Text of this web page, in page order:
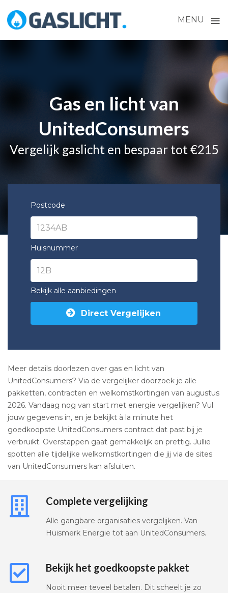
MENU ≡
Skip
to
content
Gas en licht van
UnitedConsumers
Vergelijk gaslicht en bespaar tot €215
Postcode
Huisnummer
Bekijk alle aanbiedingen
Direct Vergelijken
Meer details doorlezen over gas en licht van
UnitedConsumers? Via de vergelijker doorzoek je alle
pakketten, contracten en welkomstkortingen van augustus
2026. Vandaag nog van start met energie vergelijken? Vul
jouw gegevens in, en je bekijkt à la minute het
goedkoopste UnitedConsumers contract dat past bij je
verbruikt. Overstappen gaat gemakkelijk en prettig. Jullie
spotten alle tijdelijke welkomstkortingen die jij via de sites
van UnitedConsumers kan afsluiten.
Complete vergelijking
Alle gangbare organisaties vergelijken. Van
Huismerk Energie tot aan UnitedConsumers.
Bekijk het goedkoopste pakket
Nooit meer teveel betalen. Dit scheelt je zo